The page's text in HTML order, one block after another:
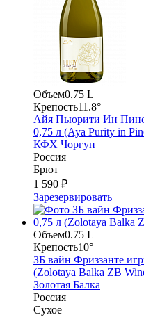
Объем0.75 L
Крепость11.8°
Айя Пьюрити Ин Пино
0,75 л (Aya Purity in
КФХ Чоргун
Россия
Брют
1 590 ₽
Зарезервировать
Объем0.75 L
Крепость10°
ЗБ вайн Фриззанте
(Zolotaya Balka ZB
Золотая Балка
Россия
Сухое